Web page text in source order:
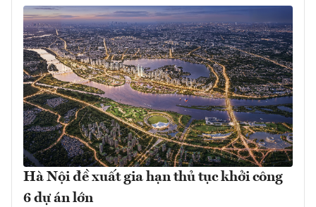
Hà Nội đề xuất gia hạn thủ tục khởi công
6 dự án lớn